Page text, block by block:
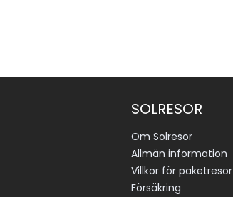
SOLRESOR
Om Solresor
Allmän information
Villkor för paketresor
Försäkring